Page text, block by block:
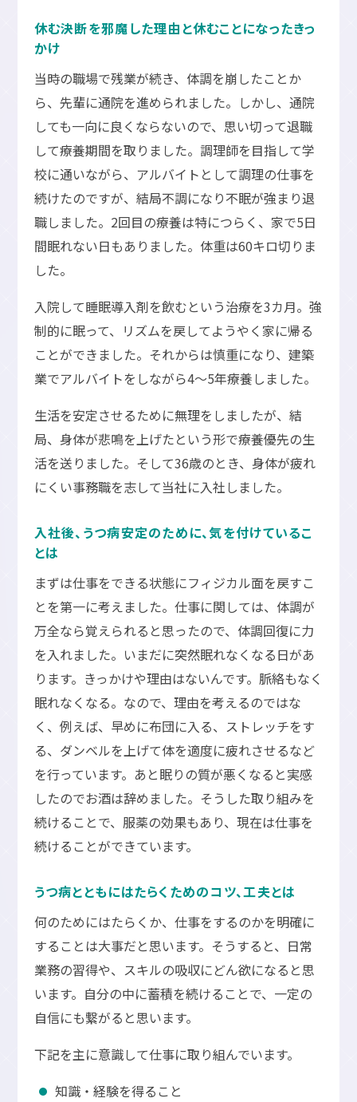
休む決断を邪魔した理由と休むことになったきっ
かけ
当時の職場で残業が続き、体調を崩したことか
ら、先輩に通院を進められました。しかし、通院
しても一向に良くならないので、思い切って退職
して療養期間を取りました。調理師を目指して学
校に通いながら、アルバイトとして調理の仕事を
続けたのですが、結局不調になり不眠が強まり退
職しました。2回目の療養は特につらく、家で5日
間眠れない日もありました。体重は60キロ切りま
した。
入院して睡眠導入剤を飲むという治療を3カ月。強
制的に眠って、リズムを戻してようやく家に帰る
ことができました。それからは慎重になり、建築
業でアルバイトをしながら4～5年療養しました。
生活を安定させるために無理をしましたが、結
局、身体が悲鳴を上げたという形で療養優先の生
活を送りました。そして36歳のとき、身体が疲れ
にくい事務職を志して当社に入社しました。
入社後、うつ病安定のために、気を付けているこ
とは
まずは仕事をできる状態にフィジカル面を戻すこ
とを第一に考えました。仕事に関しては、体調が
万全なら覚えられると思ったので、体調回復に力
を入れました。いまだに突然眠れなくなる日があ
ります。きっかけや理由はないんです。脈絡もなく
眠れなくなる。なので、理由を考えるのではな
く、例えば、早めに布団に入る、ストレッチをす
る、ダンベルを上げて体を適度に疲れさせるなど
を行っています。あと眠りの質が悪くなると実感
したのでお酒は辞めました。そうした取り組みを
続けることで、服薬の効果もあり、現在は仕事を
続けることができています。
うつ病とともにはたらくためのコツ、工夫とは
何のためにはたらくか、仕事をするのかを明確に
することは大事だと思います。そうすると、日常
業務の習得や、スキルの吸収にどん欲になると思
います。自分の中に蓄積を続けることで、一定の
自信にも繋がると思います。
下記を主に意識して仕事に取り組んでいます。
知識・経験を得ること